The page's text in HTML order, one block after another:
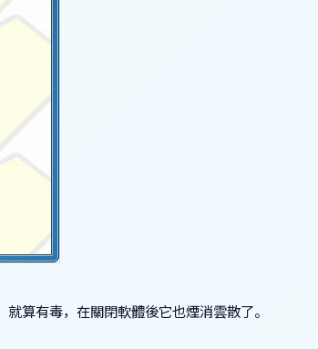
算有毒，在關閉軟體後它也煙消雲散了。